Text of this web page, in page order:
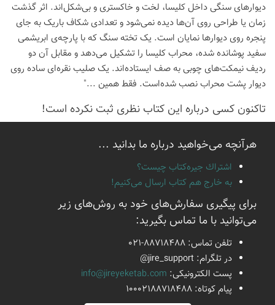
دیوارهای سنگی داخل کلیسا، لخت و خاکستری و بی‌شکل‌اند. اثر گذشت
زمان یا طراحی روی آن‌ها دیده نمی‌شود و تعدادی شکاف باریک به جای
پنجره روی دیوارها نمایان است. یک تخته سنگ که با پارچه‌ی ابریشمی
سفید پوشانده شده، محراب کلیسا را تشکیل می‌دهد و مقابل آن دو
ردیف نیمکت‌های چوبی به صف ایستاده‌اند. یک صلیب نقره‌ای ساده روی
دیوار پشت محراب نصب شده‌است. فقط همین ..."
تاكنون كسی درباره این كتاب نظری ثبت نكرده است!
هرآنچه می‌خواهید درباره ما بدانید ...
اشتراك جيره‌كتاب چيست؟
به خارج هم كتاب ارسال می‌كنیم!
برای پیگیری سفارش‌های خود به روش‌های زیر
می‌توانید با ما تماس بگیرید:
تلفن تماس: 021-88718488
در تلگرام: @jire_support
پست الكترونیكی: info@jireyeketab.com
پیام كوتاه: 10002188718488